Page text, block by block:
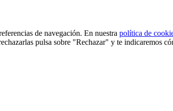
de navegación. En nuestra política de
pulsa sobre "Rechazar" y te indicaremos